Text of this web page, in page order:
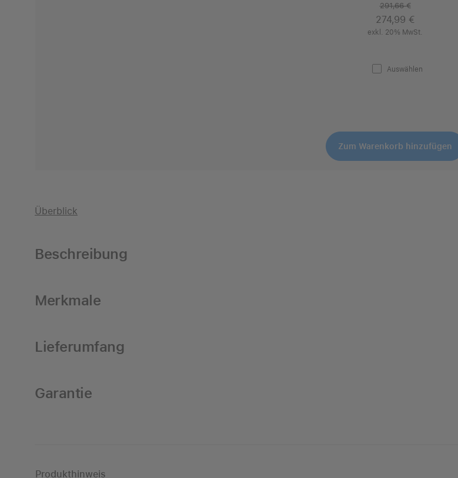
291,66 €
274,99 €
exkl. 20% MwSt.
Auswählen
Zum Warenkorb hinzufügen
Überblick
Beschreibung
Merkmale
Lieferumfang
Garantie
Produkthinweis